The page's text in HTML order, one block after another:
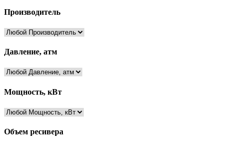
Производитель
Давление, атм
Мощность, кВт
Объем ресивера